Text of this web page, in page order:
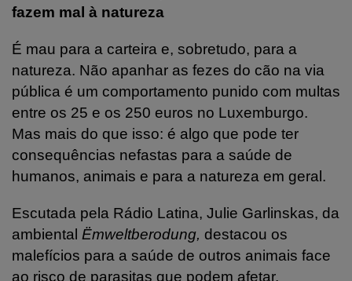
fazem mal à natureza
É mau para a carteira e, sobretudo, para a
natureza. Não apanhar as fezes do cão na via
pública é um comportamento punido com multas
entre os 25 e os 250 euros no Luxemburgo.
Mas mais do que isso: é algo que pode ter
consequências nefastas para a saúde de
humanos, animais e para a natureza em geral.
Escutada pela Rádio Latina, Julie Garlinskas, da
ambiental Ëmweltberodung, destacou os
malefícios para a saúde de outros animais face
ao risco de parasitas que podem afetar,